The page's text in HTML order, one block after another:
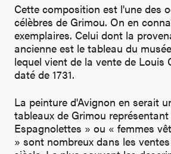
Cette composition est l'une des
célèbres de Grimou. On en
exemplaires. Celui dont la
ancienne est le tableau du
lequel vient de la vente de Louis
daté de 1731.
La peinture d'Avignon en serait
tableaux de Grimou
Espagnolettes » ou « femmes
» sont nombreux dans les